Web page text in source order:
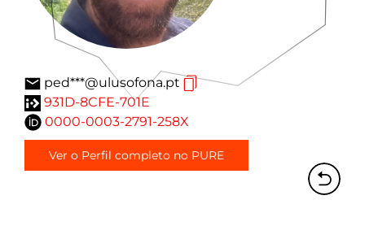
ped***@ulusofona.pt
931D-8CFE-701E
0000-0003-2791-258X
Ver o Perfil completo no PURE